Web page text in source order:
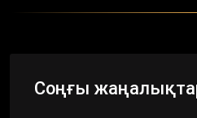
Соңғы